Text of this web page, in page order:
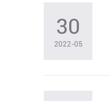
30
2022-05